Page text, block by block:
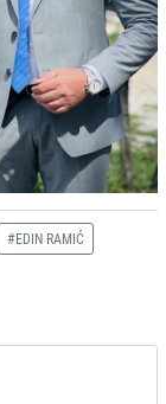
#EDIN RAMIĆ